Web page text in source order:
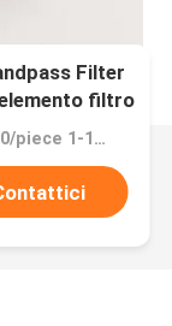
Filter
filtro
Prezzo：$70/piece 1-10pieces; $65/piece 11-50pieces; $60/piece >=51pieces